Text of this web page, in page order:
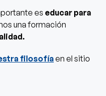
es educar para
una formación
filosofíaen el sitio